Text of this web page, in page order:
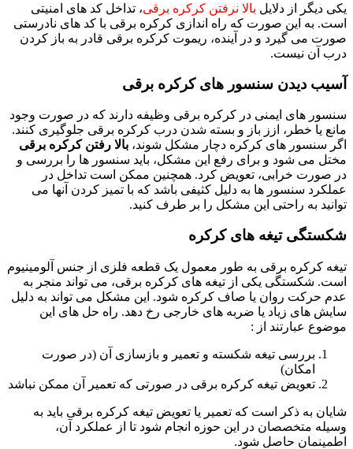
یکی دیگر از دلایل بالا نرفتن کرکره برقی، تداخل کد های امنیتی
است. به این صورت که راه اندازی کرکره برقی با کد های نادرستی
صورت می گیرد و در آینده، ریموت کرکره برقی قادر به باز کردن
درب آن نیست.
آسیب دیدن سنسور های کرکره برقی
سنسور های ایمنی در کرکره برقی وظیفه دارند که در صورت وجود
مانع یا خطر، ازز باز و بسته شدن درب کرکره برقی جلوگیری کنند.
اگر سنسور های کرکره دچار مشکل شوند، بالا رفتن کرکره برقی
مختل می شود و برای رفع این مشکل، باید سنسور ها را بررسی و
در صورت خرابی، تعویض کرد. همچنین ممکن است تداخل در
عملکرد سنسور ها به دلیل کثیفی باشد که با تمیز کردن آنها می
توانید به راحتی این مشکل را بر طرف کنید.
شکستگی تیغه های کرکره
تیغه کرکره برقی به طور معمول یک قطعه فلزی از جنس آلومینیوم
است. شکستگی یکی از تیغه های کرکره برقی، می تواند منجر به
عدم حرکت روان یا صاف کرکره شود. این مشکل می تواند به دلیل
سایش های زیاد یا ضربه های خارجی رخ دهد. راه حل های این
موضوع عبارتند از :
بررسی تیغه شکسته و تعمیر و بازسازی آن (در صورت
امکان)
تعویض تیغه کرکره برقی در صورتی که تعمیر آن ممکن نباشد
شایان به ذکر است که تعمیر یا تعویض تیغه کرکره برقی باید به
وسیله متخصصان در این حوزه انجام شود تا از عملکرد آن،
اطمینمان حاصل شود.